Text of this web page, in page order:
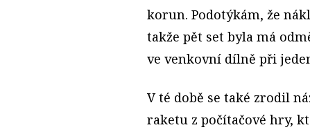
korun. Podotýkám, že
takže pět set byla má
ve venkovní dílně při
V té době se také zrodil
raketu z počítačové hry,